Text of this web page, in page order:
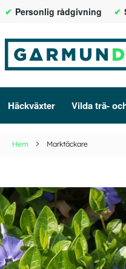
Hoppa
innehållet
Personlig rådgivning
Häckväxter Vilda trä-
Hem Marktäckare